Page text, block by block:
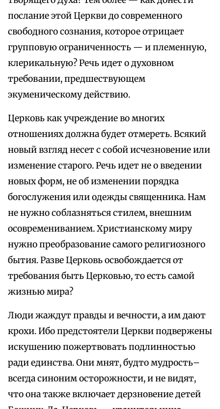
послание этой Церкви до современного
свободного сознания, которое отрицает
групповую ограниченность — и племенную,
клерикальную? Речь идет о духовном
требовании, предшествующем
экуменическому действию.
Церковь как учреждение во многих
отношениях должна будет отмереть. Всякий
новый взгляд несет с собой исчезновение или
изменение старого. Речь идет не о введении
новых форм, не об изменении порядка
богослужения или одежды священника. Нам
не нужно соблазняться стилем, внешним
осовремениванием. Христианскому миру
нужно преобразование самого религиозного
бытия. Разве Церковь освобождается от
требования быть Церковью, то есть самой
жизнью мира?
Люди жаждут правды и вечности, а им дают
крохи. Ибо предстоятели Церкви подвержены
искушению пожертвовать подлинностью
ради единства. Они мнят, будто мудрость–
всегда синоним осторожности, и не видят,
что она также включает дерзновение детей